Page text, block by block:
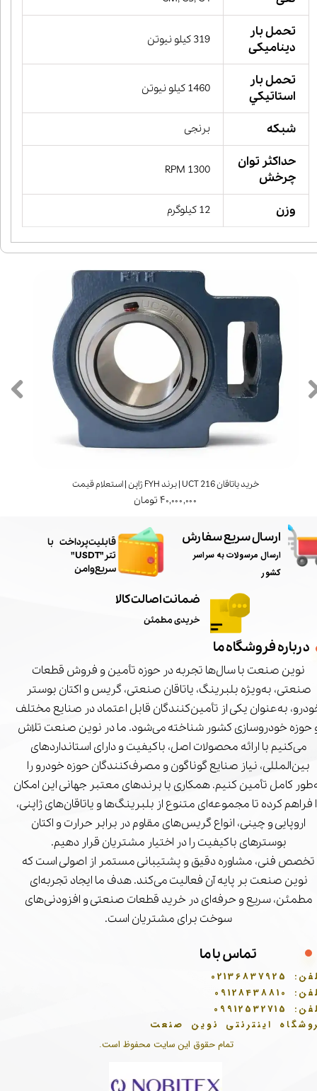
تحمل بار
دینامیکی
319 کیلو نیوتن
تحمل بار
استاتيكي
1460 کیلو نیوتن
شبکه برنجی
حداکثر توان
چرخش
1300 RPM
وزن 12 کیلوگرم
خرید یاتاقان UCT 216 | برند FYH ژاپن | استعلام قیمت
۴۰,۰۰۰,۰۰۰ تومان
تمام حقوق این سایت محفوظ است.
ارسال سریع سفارش
ارسال مرسولات به سراسر
کشور
ضمانت اصالت کالا
خریدی مطمئن
درباره فروشگاه ما
نوین صنعت با سال‌ها تجربه در حوزه تأمین و فروش قطعات
صنعتی، به‌ویژه بلبرینگ، یاتاقان صنعتی، گریس و اکتان بوستر
به‌عنوان یکی از تأمین‌کنندگان قابل اعتماد در صنایع مختلف
حوزه خودروسازی کشور شناخته می‌شود. ما در نوین صنعت تلاش
می‌کنیم با ارائه محصولات اصل، باکیفیت و دارای استانداردهای
بین‌المللی، نیاز صنایع گوناگون و مصرف‌کنندگان حوزه خودرو را
کامل تأمین کنیم. همکاری با برندهای معتبر جهانی این امکان
فراهم کرده تا مجموعه‌ای متنوع از بلبرینگ‌ها و یاتاقان‌های ژاپنی،
اروپایی و چینی، انواع گریس‌های مقاوم در برابر حرارت و اکتان
بوسترهای باکیفیت را در اختیار مشتریان قرار دهیم.
تخصص فنی، مشاوره دقیق و پشتیبانی مستمر از اصولی است که
نوین صنعت بر پایه آن فعالیت می‌کند. هدف ما ایجاد تجربه‌ای
مطمئن، سریع و حرفه‌ای در خرید قطعات صنعتی و افزودنی‌های
سوخت برای مشتریان است.
تماس با ما
02136837925
09128438810
09912532715
اینترنتی نوین صنعت
​قابلیت پرداخت با
تتر"USDT"
سریع و امن